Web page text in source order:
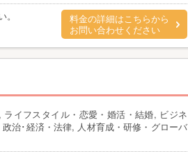
料金の詳細はこちらから
お問い合わせください
ライフスタイル・恋愛・婚活・結婚, ビジネ
治･経済・法律, 人材育成・研修・グローバ